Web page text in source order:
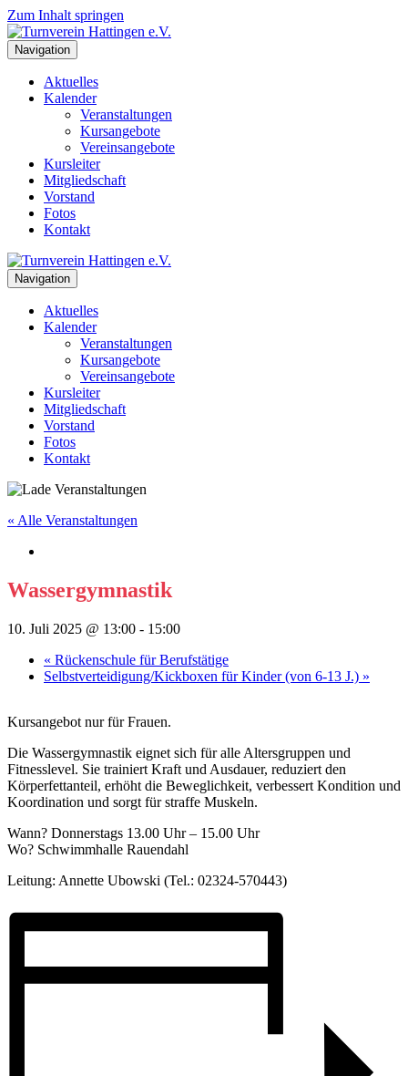
Zum Inhalt springen
Navigation
Aktuelles
Kalender
Veranstaltungen
Kursangebote
Vereinsangebote
Kursleiter
Mitgliedschaft
Vorstand
Fotos
Kontakt
Navigation
Aktuelles
Kalender
Veranstaltungen
Kursangebote
Vereinsangebote
Kursleiter
Mitgliedschaft
Vorstand
Fotos
Kontakt
« Alle Veranstaltungen
Wassergymnastik
10. Juli 2025 @ 13:00 - 15:00
« Rückenschule für Berufstätige
Selbstverteidigung/Kickboxen für Kinder (von 6-13 J.) »
Kursangebot nur für Frauen.
Die Wassergymnastik eignet sich für alle Altersgruppen und
Fitnesslevel. Sie trainiert Kraft und Ausdauer, reduziert den
Körperfettanteil, erhöht die Beweglichkeit, verbessert Kondition und
Koordination und sorgt für straffe Muskeln.
Wann? Donnerstags 13.00 Uhr – 15.00 Uhr
Wo? Schwimmhalle Rauendahl
Leitung: Annette Ubowski (Tel.: 02324-570443)